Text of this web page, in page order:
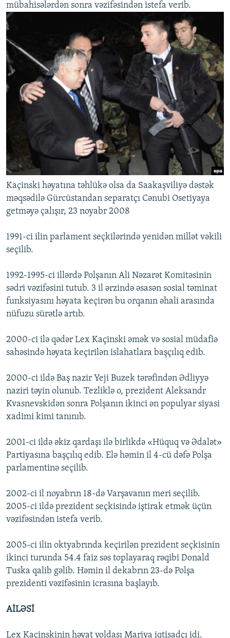
mübahisələrdən sonra vəzifəsindən istefa verib.
Kaçinski həyatına təhlükə olsa da Saakaşviliyə dəstək
məqsədilə Gürcüstandan separatçı Cənubi Osetiyaya
getməyə çalışır, 23 noyabr 2008
1991-ci ilin parlament seçkilərində yenidən millət vəkili
seçilib.
1992-1995-ci illərdə Polşanın Ali Nəzarət Komitəsinin
sədri vəzifəsini tutub. 3 il ərzində əsasən sosial təminat
funksiyasını həyata keçirən bu orqanın əhali arasında
nüfuzu sürətlə artıb.
2000-ci ilə qədər Lex Kaçinski əmək və sosial müdafiə
sahəsində həyata keçirilən islahatlara başçılıq edib.
2000-ci ildə Baş nazir Yeji Buzek tərəfindən Ədliyyə
naziri təyin olunub. Tezliklə o, prezident Aleksandr
Kvasnevskidən sonra Polşanın ikinci ən populyar siyasi
xadimi kimi tanınıb.
2001-ci ildə əkiz qardaşı ilə birlikdə «Hüquq və Ədalət»
Partiyasına başçılıq edib. Elə həmin il 4-cü dəfə Polşa
parlamentinə seçilib.
2002-ci il noyabrın 18-də Varşavanın meri seçilib.
2005-ci ildə prezident seçkisində iştirak etmək üçün
vəzifəsindən istefa verib.
2005-ci ilin oktyabrında keçirilən prezident seçkisinin
ikinci turunda 54.4 faiz səs toplayaraq rəqibi Donald
Tuska qalib gəlib. Həmin il dekabrın 23-də Polşa
prezidenti vəzifəsinin icrasına başlayıb.
AİLƏSİ
Lex Kaçinskinin həyat yoldaşı Mariya iqtisadçı idi.